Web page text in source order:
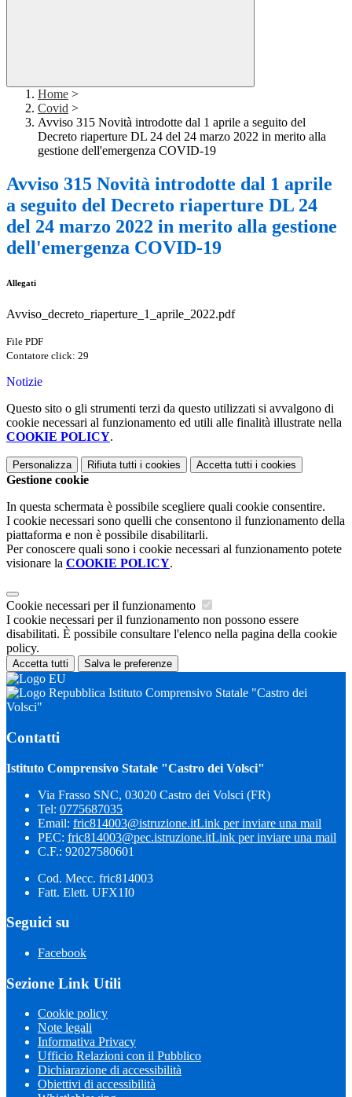
Home >
Covid >
Avviso 315 Novità introdotte dal 1 aprile a seguito del
Decreto riaperture DL 24 del 24 marzo 2022 in merito alla
gestione dell'emergenza COVID-19
Avviso 315 Novità introdotte dal 1 aprile
a seguito del Decreto riaperture DL 24
del 24 marzo 2022 in merito alla gestione
dell'emergenza COVID-19
Allegati
Avviso_decreto_riaperture_1_aprile_2022.pdf
File PDF
Contatore click: 29
Notizie
Questo sito o gli strumenti terzi da questo utilizzati si avvalgono di
cookie necessari al funzionamento ed utili alle finalità illustrate nella
COOKIE POLICY.
Personalizza Rifiuta tutti i cookies Accetta tutti i cookies
Gestione cookie
In questa schermata è possibile scegliere quali cookie consentire.
I cookie necessari sono quelli che consentono il funzionamento della
piattaforma e non è possibile disabilitarli.
Per conoscere quali sono i cookie necessari al funzionamento potete
visionare la COOKIE POLICY.
Cookie necessari per il funzionamento
I cookie necessari per il funzionamento non possono essere
disabilitati. È possibile consultare l'elenco nella pagina della cookie
policy.
Accetta tutti Salva le preferenze
Istituto Comprensivo Statale "Castro dei
Volsci"
Contatti
Istituto Comprensivo Statale "Castro dei Volsci"
Via Frasso SNC, 03020 Castro dei Volsci (FR)
Tel: 0775687035
Email: fric814003@istruzione.itLink per inviare una mail
PEC: fric814003@pec.istruzione.itLink per inviare una mail
C.F.: 92027580601
Cod. Mecc. fric814003
Fatt. Elett. UFX1I0
Seguici su
Facebook
Sezione Link Utili
Cookie policy
Note legali
Informativa Privacy
Ufficio Relazioni con il Pubblico
Dichiarazione di accessibilità
Obiettivi di accessibilità